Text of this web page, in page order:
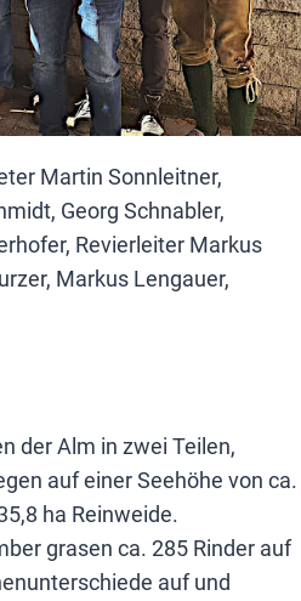
Martin Sonnleitner,
Georg Schnabler,
Revierleiter Markus
Markus Lengauer,
der Alm in zwei Teilen,
auf einer Seehöhe von ca.
ha Reinweide.
grasen ca. 285 Rinder auf
auf und